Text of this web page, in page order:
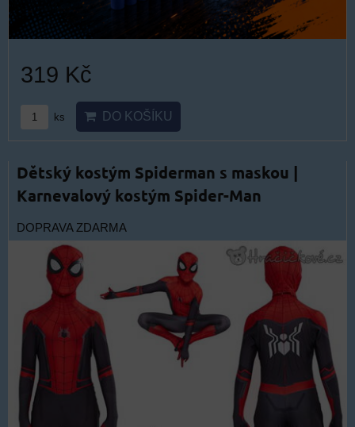
319 Kč
ks DO KOŠÍKU
Dětský kostým Spiderman s maskou |
Karnevalový kostým Spider-Man
DOPRAVA ZDARMA